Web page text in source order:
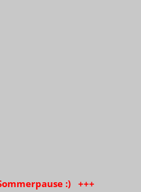
:) +++